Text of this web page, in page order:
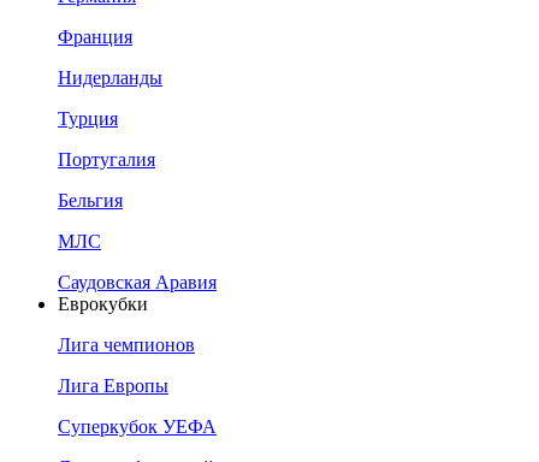
Франция
Нидерланды
Турция
Португалия
Бельгия
МЛС
Саудовская Аравия
Еврокубки
Лига чемпионов
Лига Европы
Суперкубок УЕФА